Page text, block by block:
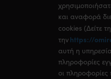
και αναφορά
cookies (Δείτε
τηνhttps://
αυτή η
πληροφορίες
οι πληροφορίες